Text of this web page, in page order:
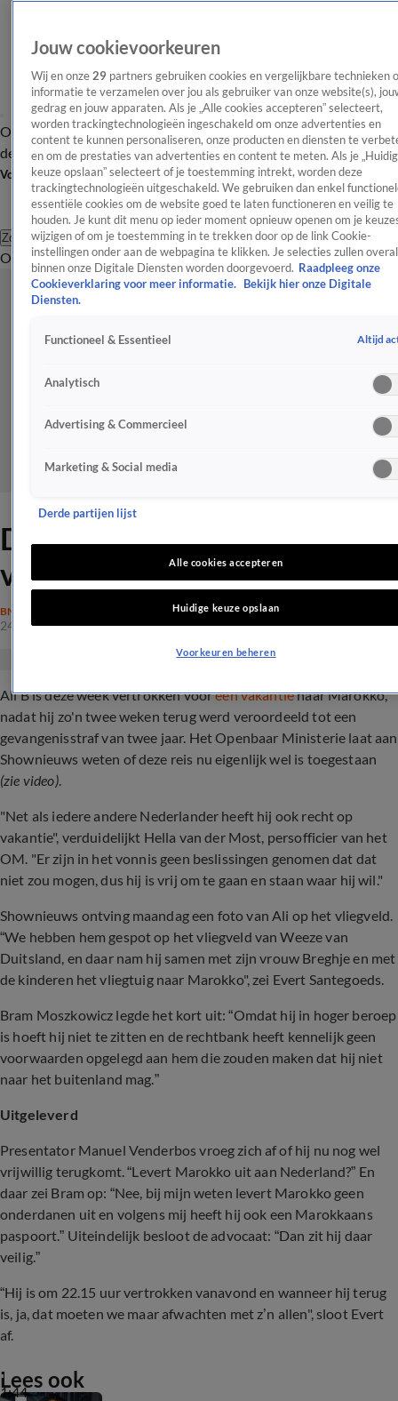
OverzichtAfleveringen Entertainment TV Algemeen
Tip
de redactieNieuwsbrief
Volg Shownieuws
Zoeken
OverzichtEntertainmentSpraakmakendRealityCrimeVideo's
Dít vindt het OM van Ali B's
vakantie naar Marokko
BN'ERS
24 juli 2024, 18:25
Ali B is deze week vertrokken vooreen vakantienaar Marokko,
nadat hij zo'n twee weken terug werd veroordeeld tot een
gevangenisstraf van twee jaar. Het Openbaar Ministerie laat aan
Shownieuws weten of deze reis nu eigenlijk wel is toegestaan
(zie video).
"Net als iedere andere Nederlander heeft hij ook recht op
vakantie", verduidelijkt Hella van der Most, persofficier van het
OM. "Er zijn in het vonnis geen beslissingen genomen dat dat
niet zou mogen, dus hij is vrij om te gaan en staan waar hij wil."
Shownieuws ontving maandag een foto van Ali op het vliegveld.
“We hebben hem gespot op het vliegveld van Weeze van
Duitsland, en daar nam hij samen met zijn vrouw Breghje en met
de kinderen het vliegtuig naar Marokko", zei Evert Santegoeds.
Bram Moszkowicz legde het kort uit: “Omdat hij in hoger beroep
is hoeft hij niet te zitten en de rechtbank heeft kennelijk geen
voorwaarden opgelegd aan hem die zouden maken dat hij niet
naar het buitenland mag.”
Uitgeleverd
Presentator Manuel Venderbos vroeg zich af of hij nu nog wel
vrijwillig terugkomt. “Levert Marokko uit aan Nederland?” En
daar zei Bram op: “Nee, bij mijn weten levert Marokko geen
onderdanen uit en volgens mij heeft hij ook een Marokkaans
paspoort.” Uiteindelijk besloot de advocaat: “Dan zit hij daar
veilig.”
“Hij is om 22.15 uur vertrokken vanavond en wanneer hij terug
is, ja, dat moeten we maar afwachten met z’n allen", sloot Evert
af.
1:44
Lees ook
Jouw cookievoorkeuren
Wij en onze 29 partners gebruiken cookies en vergelijkbare technieken
informatie te verzamelen over jou als gebruiker van onze website(s),
gedrag en jouw apparaten. Als je „Alle cookies accepteren” selecteert,
worden trackingtechnologieën ingeschakeld om onze advertenties en
content te kunnen personaliseren, onze producten en diensten te
en om de prestaties van advertenties en content te meten. Als je
keuze opslaan” selecteert of je toestemming intrekt, worden deze
trackingtechnologieën uitgeschakeld. We gebruiken dan enkel
essentiële cookies om de website goed te laten functioneren en veilig te
houden. Je kunt dit menu op ieder moment opnieuw openen om je
wijzigen of om je toestemming in te trekken door op de link Cookie-
instellingen onder aan de webpagina te klikken. Je selecties zullen overal
binnen onze Digitale Diensten worden doorgevoerd. Raadpleeg onze
Cookieverklaring voor meer informatie.
Bekijk hier onze Digitale
Diensten.
Functioneel & Essentieel Altijd
Analytisch
Advertising & Commercieel
Marketing & Social media
Derde partijen lijst
Alle cookies accepteren
Huidige keuze opslaan
Voorkeuren beheren